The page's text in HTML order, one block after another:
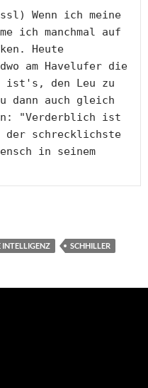
Wenn ich meine
ich manchmal auf
Heute
am Havelufer die
ist's, den Leu zu
dann auch gleich
"Verderblich ist
der schrecklichste
in seinem
INTELLIGENZ SCHHILLER